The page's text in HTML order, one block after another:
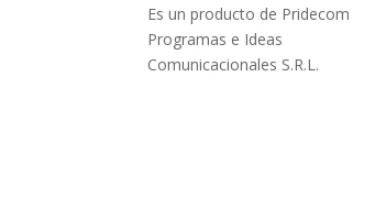
Es un producto de Pridecom
Programas e Ideas
Comunicacionales S.R.L.